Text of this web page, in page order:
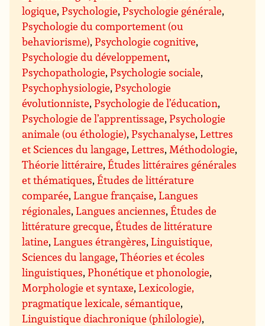
logique,Psychologie,Psychologie générale,
Psychologie du comportement (ou
behaviorisme),Psychologie cognitive,
Psychologie du développement,
Psychopathologie,Psychologie sociale,
Psychophysiologie,Psychologie
évolutionniste,Psychologie de l’éducation,
Psychologie de l’apprentissage,Psychologie
animale (ou éthologie),Psychanalyse,Lettres
et Sciences du langage,Lettres, Méthodologie,
Théorie littéraire,Études littéraires générales
et thématiques,Études de littérature
comparée,Langue française,Langues
régionales,Langues anciennes,Études de
littérature grecque,Études de littérature
latine,Langues étrangères,Linguistique,
Sciences du langage,Théories et écoles
linguistiques,Phonétique et phonologie,
Morphologie et syntaxe,Lexicologie,
pragmatique lexicale, sémantique,
Linguistique diachronique (philologie),